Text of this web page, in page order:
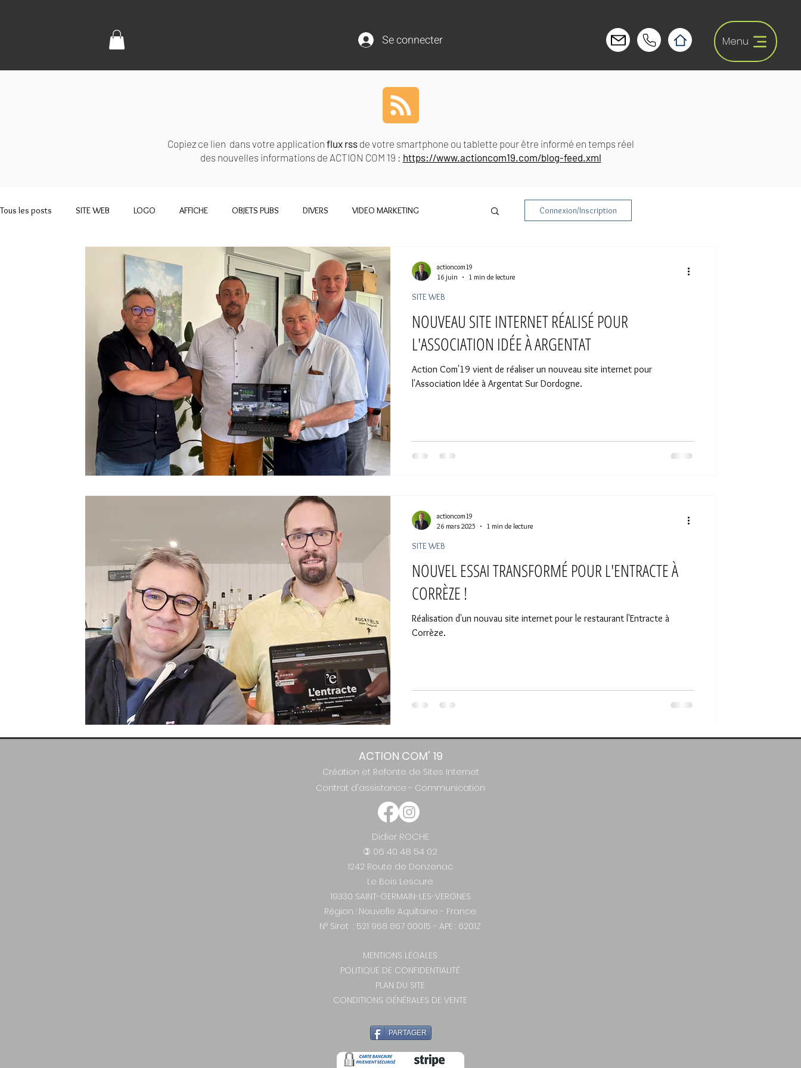
Menu
Se connecter
Copiez ce lien dans votre application flux rssde votre smartphone ou tablette pour être informé en temps réel
des nouvelles informations de ACTION COM 19 : https://www.actioncom19.com/blog-feed.xml
Tous les posts SITE WEB LOGO AFFICHE OBJETS PUBS DIVERS VIDEO MARKETING Connexion/Inscription
NOUVEAU SITE INTERNET RÉALISÉ POUR
L'ASSOCIATION IDÉE À ARGENTAT
Action Com'19 vient de réaliser un nouveau site internet pour
l'Association Idée à Argentat Sur Dordogne.
SITE WEB
actioncom19
16 juin
1 min de lecture
NOUVEL ESSAI TRANSFORMÉ POUR L'ENTRACTE À
CORRÈZE !
Réalisation d'un nouvau site internet pour le restaurant l'Entracte à
Corrèze.
SITE WEB
actioncom19
26 mars 2025
1 min de lecture
ACTION COM' 19
Création et Refonte de Sites Internet
Contrat d'assistance - Communication
Didier ROCHE
) 06 40 48 54 02
1242 Route de Donzenac
Le Bois Lescure
19330 SAINT-GERMAIN-LES-VERGNES
Région : Nouvelle Aquitaine - France
N° Siret : 521 968 867 00015 - APE : 6201Z
MENTIONS LÉGALES
POLITIQUE DE CONFIDENTIALITÉ
PLAN DU SITE
CONDITIONS GÉNÉRALES DE VENTE
PARTAGER